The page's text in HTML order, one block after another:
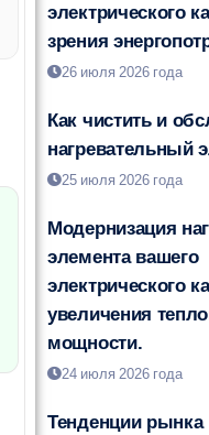
электрического
зрения
26 июля 2026 года
Как чистить и
нагревательный
25 июля 2026 года
Модернизация
элемента вашего
электрического
увеличения
мощности.
24 июля 2026 года
Тенденции рынка